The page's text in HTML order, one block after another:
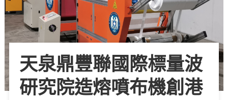
天泉鼎豐聯國際標量波
研究院造熔噴布機創港